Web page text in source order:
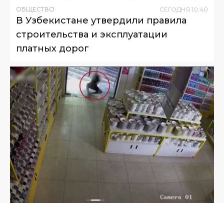
ОБЩЕСТВО СЕГОДНЯ 10:40
В Узбекистане утвердили правила
строительства и эксплуатации
платных дорог